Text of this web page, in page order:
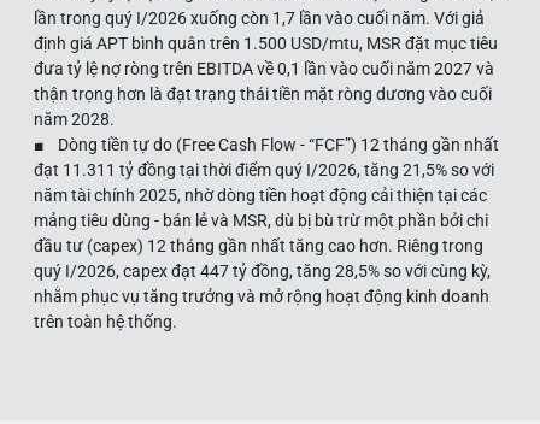
lần trong quý I/2026 xuống còn 1,7 lần vào cuối năm. Với giả
định giá APT bình quân trên 1.500 USD/mtu, MSR đặt mục tiêu
đưa tỷ lệ nợ ròng trên EBITDA về 0,1 lần vào cuối năm 2027 và
thận trọng hơn là đạt trạng thái tiền mặt ròng dương vào cuối
năm 2028.
■ Dòng tiền tự do (Free Cash Flow - “FCF”) 12 tháng gần nhất
đạt 11.311 tỷ đồng tại thời điểm quý I/2026, tăng 21,5% so với
năm tài chính 2025, nhờ dòng tiền hoạt động cải thiện tại các
mảng tiêu dùng - bán lẻ và MSR, dù bị bù trừ một phần bởi chi
đầu tư (capex) 12 tháng gần nhất tăng cao hơn. Riêng trong
quý I/2026, capex đạt 447 tỷ đồng, tăng 28,5% so với cùng kỳ,
nhằm phục vụ tăng trưởng và mở rộng hoạt động kinh doanh
trên toàn hệ thống.